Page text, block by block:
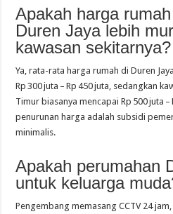
Apakah harga
Duren Jaya lebih
kawasan sekitarnya?
Ya, rata-rata harga rumah di Duren
Rp 300 juta – Rp 450 juta, sedangkan
Timur biasanya mencapai Rp 500 juta –
penurunan harga adalah subsidi
minimalis.
Apakah perumahan
untuk keluarga
Pengembang memasang CCTV 24